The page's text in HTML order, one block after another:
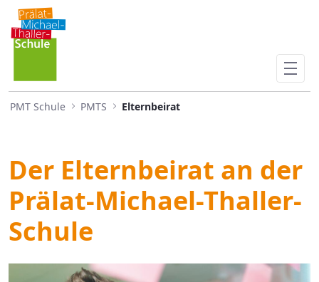
Skip to Main Content
Elternbeirat
PMT Schule PMTS Elternbeirat
Der Elternbeirat an der
Prälat-Michael-Thaller-
Schule